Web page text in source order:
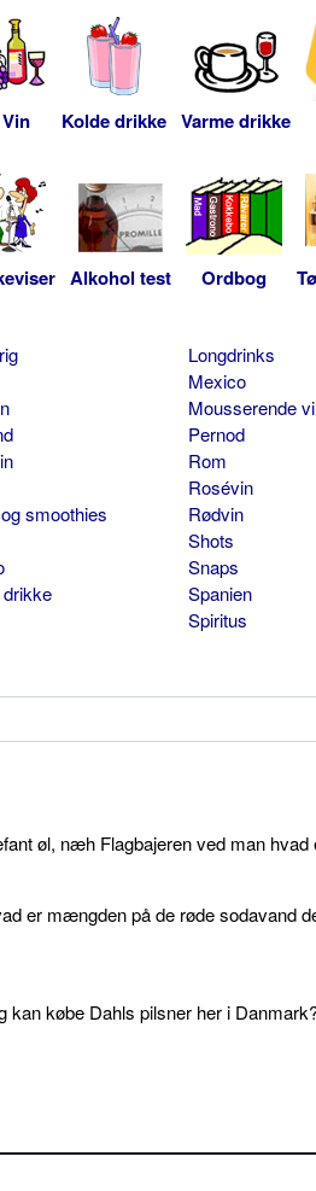
Vin Kolde drikke Varme drikke
Alkohol test Ordbog
smoothies
Longdrinks
Mexico
Mousserende
Pernod
Rom
Rosévin
Rødvin
Shots
Snaps
Spanien
Spiritus
øl, næh Flagbajeren ved man hvad
er mængden på de røde sodavand
kan købe Dahls pilsner her i